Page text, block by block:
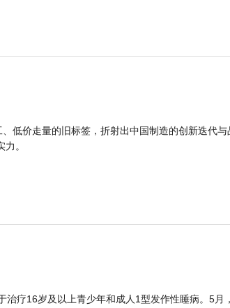
低价走量的旧标签，折射出中国制造的创新迭代与
。
疗16岁及以上青少年和成人1型发作性睡病。5月